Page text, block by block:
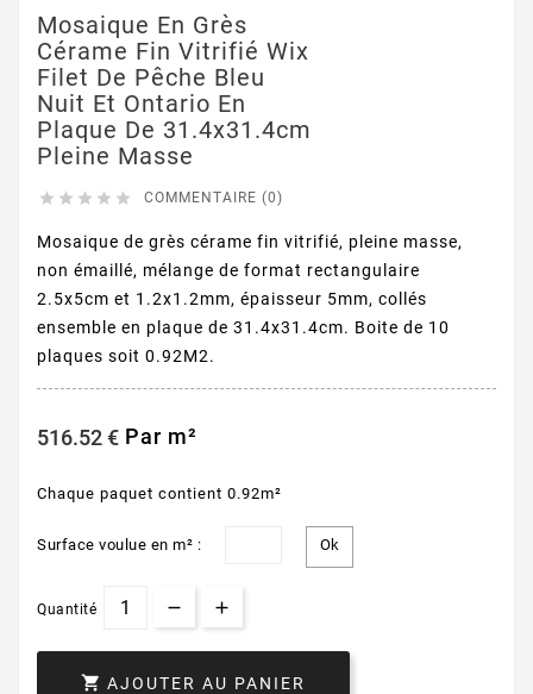
Mosaique En Grès
Cérame Fin Vitrifié Wix
Filet De Pêche Bleu
Nuit Et Ontario En
Plaque De 31.4x31.4cm
Pleine Masse
     COMMENTAIRE (0)
Mosaique de grès cérame fin vitrifié, pleine masse,
non émaillé, mélange de format rectangulaire
2.5x5cm et 1.2x1.2mm, épaisseur 5mm, collés
ensemble en plaque de 31.4x31.4cm. Boite de 10
plaques soit 0.92M2.
516.52 € Par m²
Chaque paquet contient 0.92m²
Surface voulue en m² :
Quantité
 AJOUTER AU PANIER